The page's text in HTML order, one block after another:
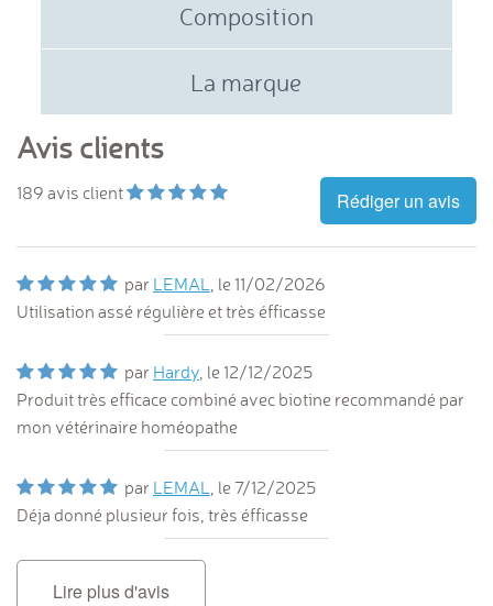
Composition
La marque
Avis clients
189 avis client Rédiger un avis
par LEMAL, le 11/02/2026
Utilisation assé régulière et très éfficasse
par Hardy, le 12/12/2025
Produit très efficace combiné avec biotine recommandé par
mon vétérinaire homéopathe
par LEMAL, le7/12/2025
Déja donné plusieur fois, très éfficasse
Lire plus d'avis